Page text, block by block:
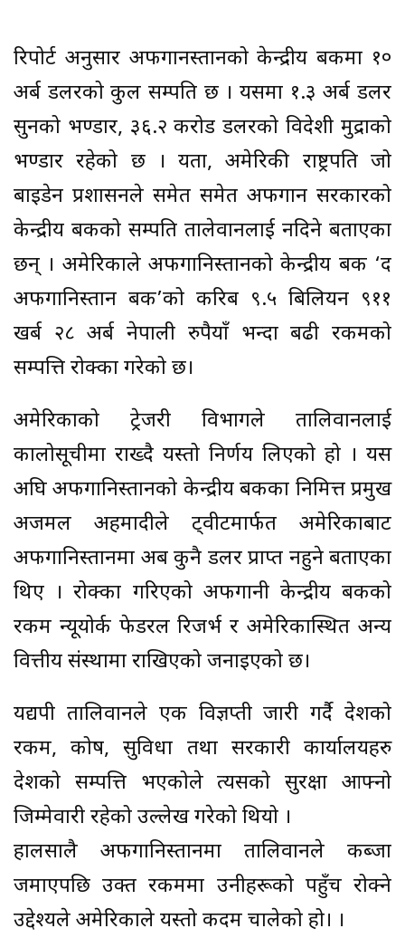
रिपोर्ट अनुसार अफगानस्तानको केन्द्रीय बैंकमा १०
अर्ब डलरको कुल सम्पति छ । यसमा १.३ अर्ब डलर
सुनको भण्डार, ३६.२ करोड डलरको विदेशी मुद्राको
भण्डार रहेको छ । यता, अमेरिकी राष्ट्रपति जो
बाइडेन प्रशासनले समेत समेत अफगान सरकारको
केन्द्रीय बैंकको सम्पति तालेवानलाई नदिने बताएका
छन् । अमेरिकाले अफगानिस्तानको केन्द्रीय बैंक ‘द
अफगानिस्तान बैंक’को करिब ९.५ बिलियन ९११
खर्ब २८ अर्ब नेपाली रुपैयाँ भन्दा बढी रकमको
सम्पत्ति रोक्का गरेको छ।
अमेरिकाको ट्रेजरी विभागले तालिवानलाई
कालोसूचीमा राख्दै यस्तो निर्णय लिएको हो । यस
अघि अफगानिस्तानको केन्द्रीय बैंकका निमित्त प्रमुख
अजमल अहमादीले ट्वीटमार्फत अमेरिकाबाट
अफगानिस्तानमा अब कुनै डलर प्राप्त नहुने बताएका
थिए । रोक्का गरिएको अफगानी केन्द्रीय बैंकको
रकम न्यूयोर्क फेडरल रिजर्भ र अमेरिकास्थित अन्य
वित्तीय संस्थामा राखिएको जनाइएको छ।
यद्यपी तालिवानले एक विज्ञप्ती जारी गर्दै देशको
रकम, कोष, सुविधा तथा सरकारी कार्यालयहरु
देशको सम्पत्ति भएकोले त्यसको सुरक्षा आफ्नो
जिम्मेवारी रहेको उल्लेख गरेको थियो ।
हालसालै अफगानिस्तानमा तालिवानले कब्जा
जमाएपछि उक्त रकममा उनीहरूको पहुँच रोक्ने
उद्देश्यले अमेरिकाले यस्तो कदम चालेको हो। ।